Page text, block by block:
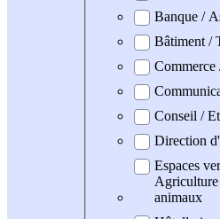
Banque /
Bâtiment /
Commerce
Conseil /
Direction
Espaces
Agriculture
animaux